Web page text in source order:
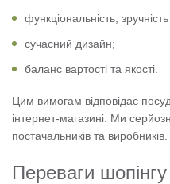
функціональність,
сучасний дизайн;
баланс вартості та якості.
Цим вимогам відповідає
інтернет-магазині. Ми
постачальників та виробників.
Переваги